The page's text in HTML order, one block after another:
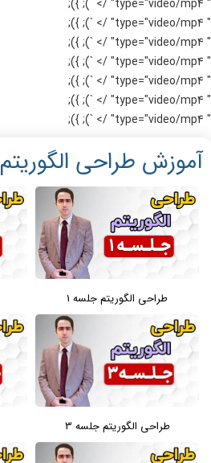
" type="video/mp4" /> `); });
" type="video/mp4" /> `); });
" type="video/mp4" /> `); });
" type="video/mp4" /> `); });
" type="video/mp4" /> `); });
" type="video/mp4" /> `); });
" type="video/mp4" /> `); });
آموزش طراحی الگوریتم
طراحی الگوریتم جلسه 1
طراحی الگوریتم جلسه 3